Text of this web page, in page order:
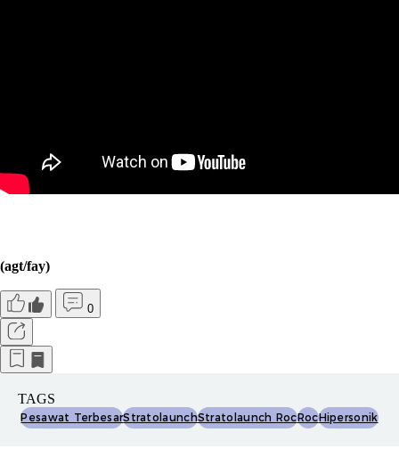
(agt/fay)
0
TAGS
Pesawat TerbesarStratolaunchStratolaunch RocRocHipersonik